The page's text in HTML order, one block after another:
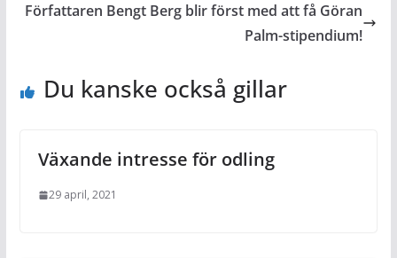
Författaren Bengt Berg blir först med att få Göran
Palm-stipendium!
Du kanske också gillar
Växande intresse för odling
29 april, 2021